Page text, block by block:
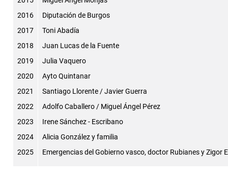
2016
2017
2018
2019
2020
2021
2022
2023
2024
2025
Diputación de Burgos
Toni Abadía
Juan Lucas de la Fuente
Julia Vaquero
Ayto Quintanar
Santiago Llorente / Javier Guerra
Adolfo Caballero / Miguel Ángel Pérez
Irene Sánchez - Escribano
Alicia González y familia
Emergencias del Gobierno vasco, doctor Rubianes y Zigor